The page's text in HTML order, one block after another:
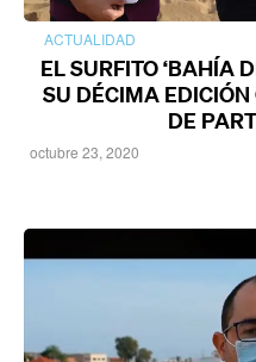
ACTUALIDAD
EL SURFITO ‘BAHÍA
SU DÉCIMA
DE
octubre 23, 2020